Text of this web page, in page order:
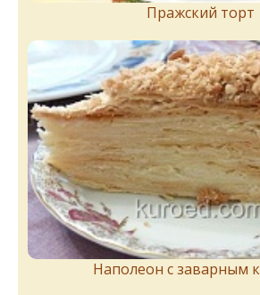
Пражский торт
Наполеон с заварным